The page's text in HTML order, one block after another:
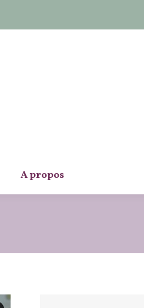
A propos